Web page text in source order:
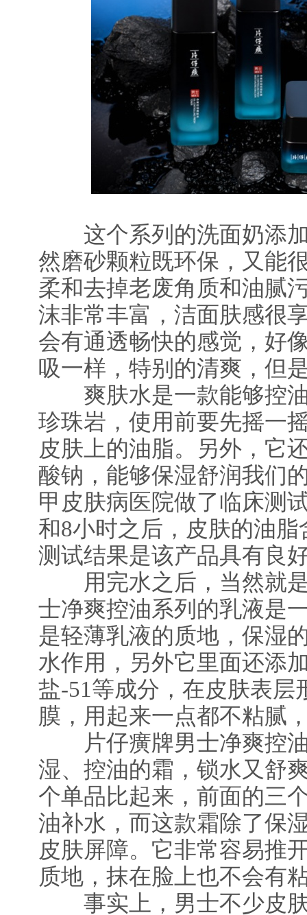
这个系列的洗面奶添加
然磨砂颗粒既环保，又能
柔和去掉老废角质和油腻
沫非常丰富，洁面肤感很
会有通透畅快的感觉，好
吸一样，特别的清爽，但
爽肤水是一款能够控油
珍珠岩，使用前要先摇一
皮肤上的油脂。另外，它
酸钠，能够保湿舒润我们
甲皮肤病医院做了临床测
和8小时之后，皮肤的油
测试结果是该产品具有良
用完水之后，当然就是
士净爽控油系列的乳液是
是轻薄乳液的质地，保湿
水作用，另外它里面还添
盐-51等成分，在皮肤表层
膜，用起来一点都不粘腻
片仔癀牌男士净爽控油
湿、控油的霜，锁水又舒
个单品比起来，前面的三
油补水，而这款霜除了保
皮肤屏障。它非常容易推
质地，抹在脸上也不会有
事实上，男士不少皮肤